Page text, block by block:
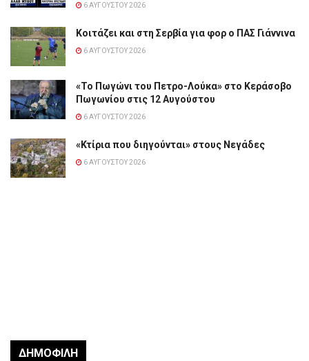
6 ΑΥΓΟΎΣΤΟΥ 2026
Κοιτάζει και στη Σερβία για φορ ο ΠΑΣ Γιάννινα
6 ΑΥΓΟΎΣΤΟΥ 2026
«Το Πωγώνι του Πετρο-Λούκα» στο Κεράσοβο
Πωγωνίου στις 12 Αυγούστου
6 ΑΥΓΟΎΣΤΟΥ 2026
«Κτίρια που διηγούνται» στους Νεγάδες
6 ΑΥΓΟΎΣΤΟΥ 2026
ΔΗΜΟΦΙΛΉ